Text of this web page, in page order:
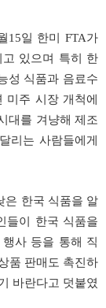
15일 한미 FTA가
있으며 특히 한
성 식품과 음료수
미주 시장 개척에
대를 겨냥해 제조
리는 사람들에게
은 한국 식품을 알
들이 한국 식품을
사 등을 통해 직
품 판매도 촉진하
바란다고 덧붙였